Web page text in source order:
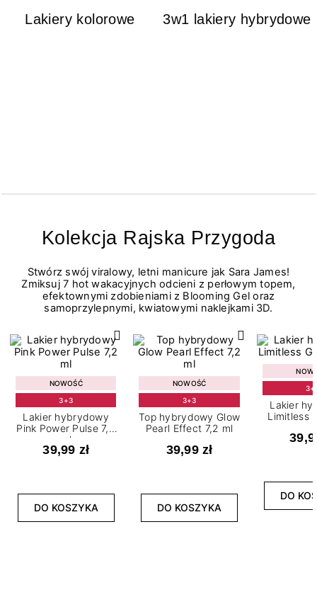
Lakiery kolorowe 3w1 lakiery hybrydowe
Kolekcja Rajska Przygoda
Stwórz swój viralowy, letni manicure jak Sara James!
Zmiksuj 7 hot wakacyjnych odcieni z perłowym topem,
efektownymi zdobieniami z Blooming Gel oraz
samoprzylepnymi, kwiatowymi naklejkami 3D.
NOWOŚĆ
3+3
Lakier hybrydowy
Pink Power Pulse 7,2
ml
39,99 zł
DO KOSZYKA
NOWOŚĆ
3+3
Top hybrydowy Glow
Pearl Effect 7,2 ml
39,99 zł
DO KOSZYKA
Lakier
Limitless
DO